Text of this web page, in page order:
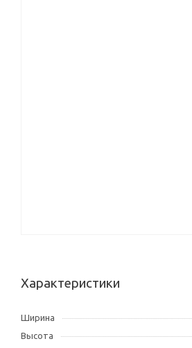
Характеристики
Ширина
Высота